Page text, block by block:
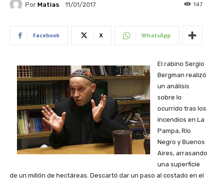
Por Matias 11/01/2017 147
Facebook X WhatsApp
El rabino Sergio
Bergman realizó
un análisis
sobre lo
ocurrido tras los
incendios en La
Pampa, Río
Negro y Buenos
Aires, arrasando
una superficie
de un millón de hectáreas. Descartó dar un paso al costado en el